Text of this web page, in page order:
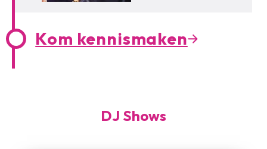
Kom kennismaken
DJ Shows